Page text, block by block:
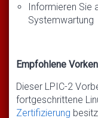
Informieren Sie
Systemwartung
Empfohlene
Dieser LPIC-2
fortgeschrittene
Zertifizierung